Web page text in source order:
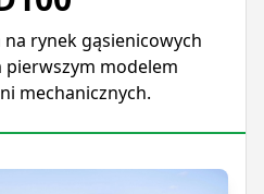
na rynek gąsienicowych
modelem
mechanicznych.